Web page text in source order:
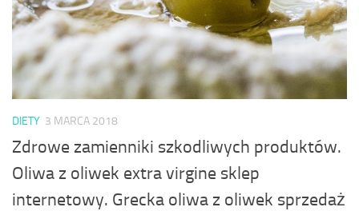
DIETY 3 MARCA 2018
Zdrowe zamienniki szkodliwych produktów.
Oliwa z oliwek extra virgine sklep
internetowy. Grecka oliwa z oliwek sprzedaż